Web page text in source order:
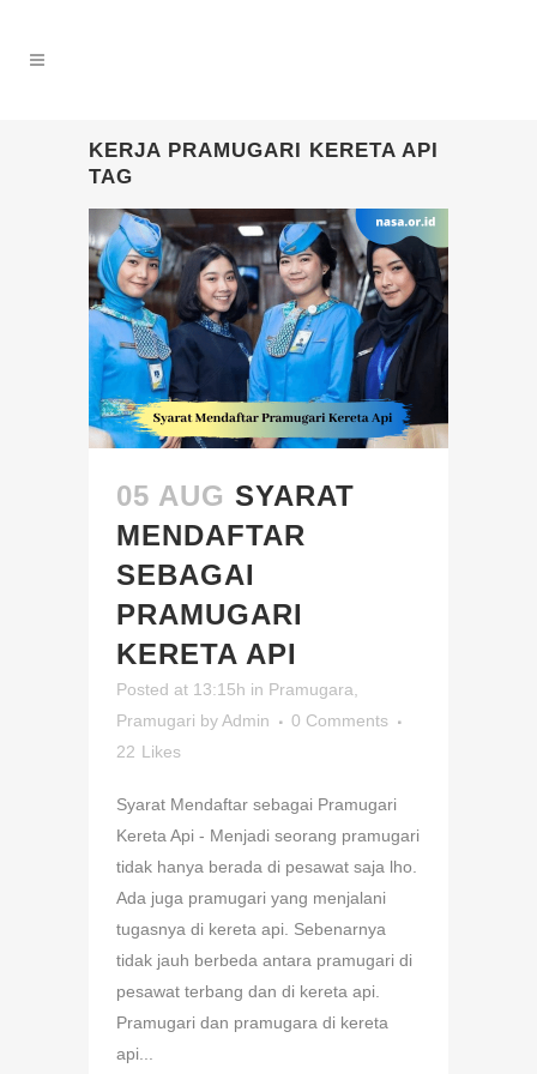
KERJA PRAMUGARI KERETA API
TAG
05 AUG SYARAT
MENDAFTAR
SEBAGAI
PRAMUGARI
KERETA API
Posted at 13:15h in Pramugara
Pramugari byAdmin
0 Comments
22 Likes
Syarat Mendaftar sebagai Pramugari
Kereta Api - Menjadi seorang pramugari
tidak hanya berada di pesawat saja lho.
Ada juga pramugari yang menjalani
tugasnya di kereta api. Sebenarnya
tidak jauh berbeda antara pramugari di
pesawat terbang dan di kereta api.
Pramugari dan pramugara di kereta
api...